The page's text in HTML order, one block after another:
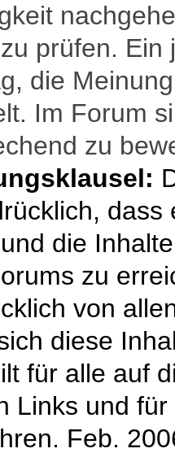
prüfen.
die
Im Forum
zu
die
zu
von
diese
für alle auf
Links und
Feb.